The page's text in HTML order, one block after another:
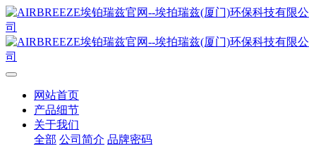
网站首页
产品细节
关于我们
全部 公司简介 品牌密码